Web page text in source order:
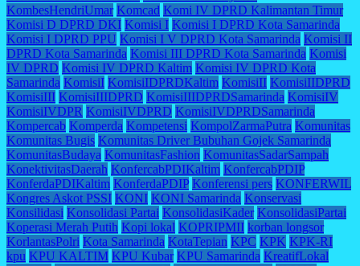
KombesHendriUmar Komcad Komi IV DPRD Kalimantan Timur
Komisi D DPRD DKI Komisi I Komisi I DPRD Kota Samarinda
Komisi I DPRD PPU Komisi I V DPRD Kota Samarinda Komisi II
DPRD Kota Samarinda Komisi III DPRD Kota Samarinda Komisi
IV DPRD Komisi IV DPRD Kaltim Komisi IV DPRD Kota
Samarinda KomisiI KomisiIDPRDKaltim KomisiII KomisiIIDPRD
KomisiIII KomisiIIIDPRD KomisiIIIDPRDSamarinda KomisiIV
KomisiIVDPR KomisiIVDPRD KomisiIVDPRDSamarinda
Kompercab Komperda Kompetensi KompolZarmaPutra Komunitas
Komunitas Bugis Komunitas Driver Bubuhan Gojek Samarinda
KomunitasBudaya KomunitasFashion KomunitasSadarSampah
KonektivitasDaerah KonfercabPDIKaltim KonfercabPDIP
KonferdaPDIKaltim KonferdaPDIP Konferensi pers KONFERWIL
Kongres Askot PSSI KONI KONI Samarinda Konservasi
Konsilidasi Konsolidasi Partai KonsolidasiKader KonsolidasiPartai
Koperasi Merah Putih Kopi lokal KOPRIPMII korban longsor
KorlantasPolri Kota Samarinda KotaTepian KPC KPK KPK-RI
kpu KPU KALTIM KPU Kubar KPU Samarinda KreatifLokal